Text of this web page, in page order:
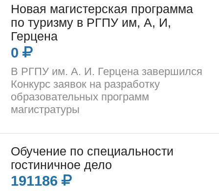
Новая магистерская программа
по туризму в РГПУ им, А, И,
Герцена
0
В РГПУ им. А. И. Герцена завершился
Конкурс заявок на разработку
образовательных программ
магистратуры
Обучение по специальности
гостиничное дело
191186